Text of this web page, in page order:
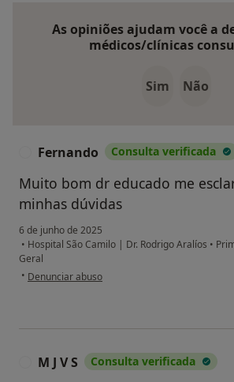
As opiniões ajudam você a
médicos/clínicas
Sim Não
Fernando Consulta verificada
Muito bom dr educado me
minhas dúvidas
6 de junho de 2025
• Hospital São Camilo | Dr. Rodrigo Aralíos •
Geral
• na opinião do utilizador Fernando
Denunciar abuso
M J V S Consulta verificada